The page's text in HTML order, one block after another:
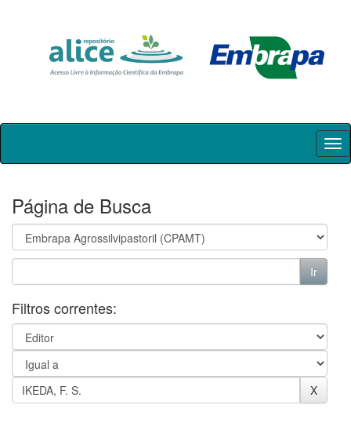
Skip
Página de Busca
Filtros correntes: